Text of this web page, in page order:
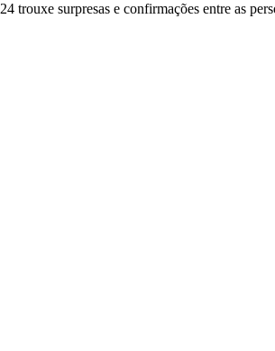
trouxe surpresas e confirmações entre as